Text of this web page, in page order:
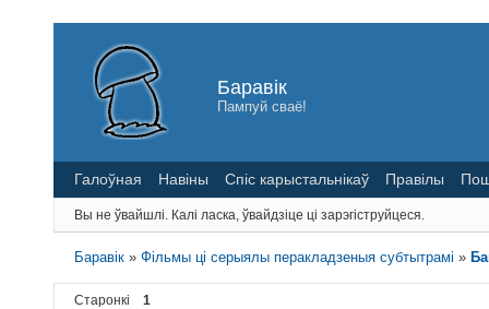
Баравік
Пампуй сваё!
Галоўная Навіны Спіс карыстальнікаў Правілы
Вы не ўвайшлі. Калі ласка, ўвайдзіце ці зарэгіструйцеся.
Баравік »Фільмы ці серыялы перакладзеныя субтытрамі »
Старонкі 1